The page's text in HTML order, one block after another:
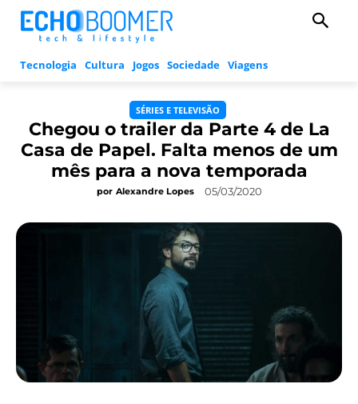
Tecnologia Cultura Jogos Sociedade Viagens
SÉRIES E TELEVISÃO
Chegou o trailer da Parte 4 de La
Casa de Papel. Falta menos de um
mês para a nova temporada
por Alexandre Lopes 05/03/2020